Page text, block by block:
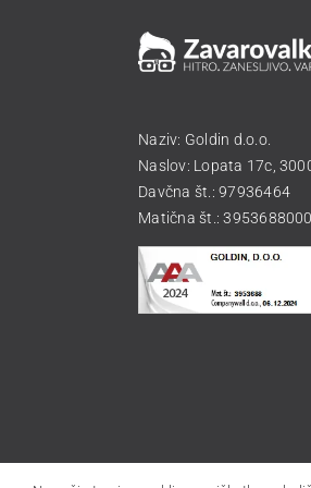
Naziv: Goldin d.o.o.
Naslov: Lopata 17c,
Davčna št.: 97936464
Matična št.: 3953688000